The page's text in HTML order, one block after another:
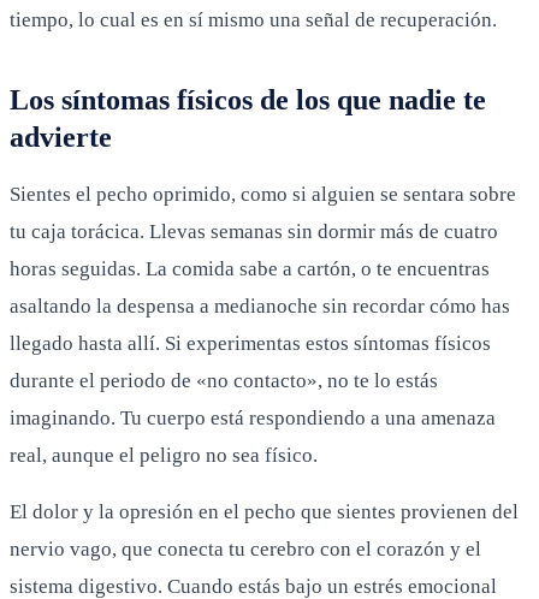
tiempo, lo cual es en sí mismo una señal de recuperación.
Los síntomas físicos de los que nadie te
advierte
Sientes el pecho oprimido, como si alguien se sentara sobre
tu caja torácica. Llevas semanas sin dormir más de cuatro
horas seguidas. La comida sabe a cartón, o te encuentras
asaltando la despensa a medianoche sin recordar cómo has
llegado hasta allí. Si experimentas estos síntomas físicos
durante el periodo de «no contacto», no te lo estás
imaginando. Tu cuerpo está respondiendo a una amenaza
real, aunque el peligro no sea físico.
El dolor y la opresión en el pecho que sientes provienen del
nervio vago, que conecta tu cerebro con el corazón y el
sistema digestivo. Cuando estás bajo un estrés emocional